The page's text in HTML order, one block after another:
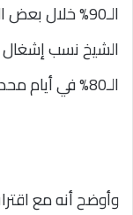
الـ90% خلال
الـ80% في أيام محددة.
وأوضح أنه مع